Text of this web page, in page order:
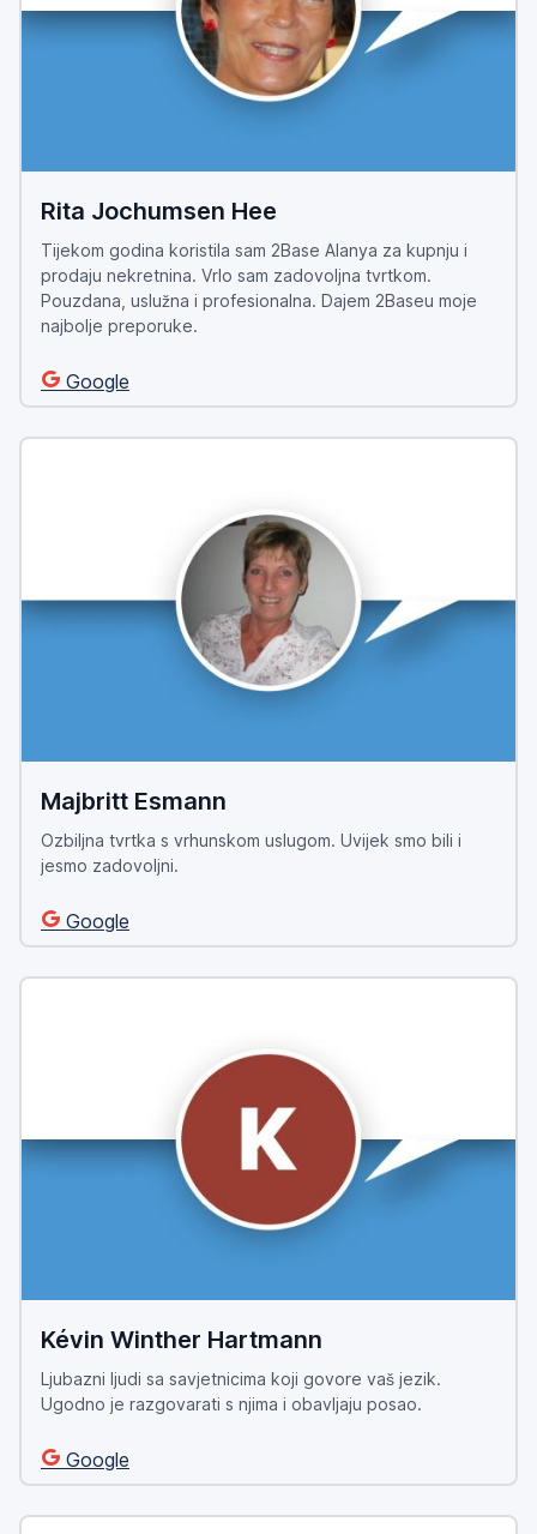
Rita Jochumsen Hee
Tijekom godina koristila sam 2Base Alanya za kupnju i
prodaju nekretnina. Vrlo sam zadovoljna tvrtkom.
Pouzdana, uslužna i profesionalna. Dajem 2Baseu moje
najbolje preporuke.
Google
Majbritt Esmann
Ozbiljna tvrtka s vrhunskom uslugom. Uvijek smo bili i
jesmo zadovoljni.
Google
Kévin Winther Hartmann
Ljubazni ljudi sa savjetnicima koji govore vaš jezik.
Ugodno je razgovarati s njima i obavljaju posao.
Google